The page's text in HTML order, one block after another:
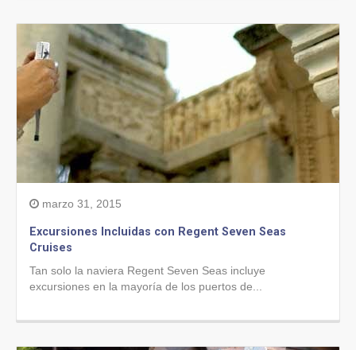
marzo 31, 2015
Excursiones Incluidas con Regent Seven Seas
Cruises
Tan solo la naviera Regent Seven Seas incluye
excursiones en la mayoría de los puertos de...